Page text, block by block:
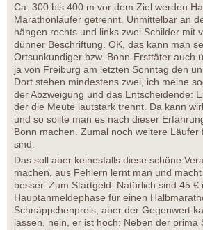
Ca. 300 bis 400 m vor dem Ziel werden
Marathonläufer getrennt. Unmittelbar an
hängen rechts und links zwei Schilder mit
dünner Beschriftung. OK, das kann man
Ortsunkundiger bzw. Bonn-Ersttäter auch
ja von Freiburg am letzten Sonntag den
Dort stehen mindestens zwei, ich meine
der Abzweigung und das Entscheidende:
der die Meute lautstark trennt. Da kann
und so sollte man es nach dieser
Bonn machen. Zumal noch weitere Läufer
sind.
Das soll aber keinesfalls diese schöne
machen, aus Fehlern lernt man und
besser. Zum Startgeld: Natürlich sind 45 €
Hauptanmeldephase für einen
Schnäppchenpreis, aber der Gegenwert
lassen, nein, er ist hoch: Neben der prima